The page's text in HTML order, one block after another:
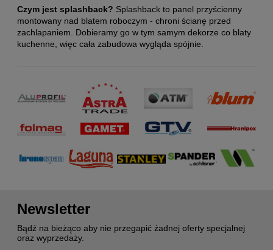
Czym jest splashback? Splashback to panel przyścienny
montowany nad blatem roboczym - chroni ścianę przed
zachlapaniem. Dobieramy go w tym samym dekorze co blaty
kuchenne, więc cała zabudowa wygląda spójnie.
Newsletter
Bądź na bieżąco aby nie przegapić żadnej oferty specjalnej
oraz wyprzedaży.